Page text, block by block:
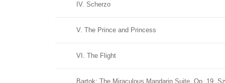
IV. Scherzo
V. The Prince and Princess
VI. The Flight
Bartok: The Miraculous Mandarin Suite, Op. 19,